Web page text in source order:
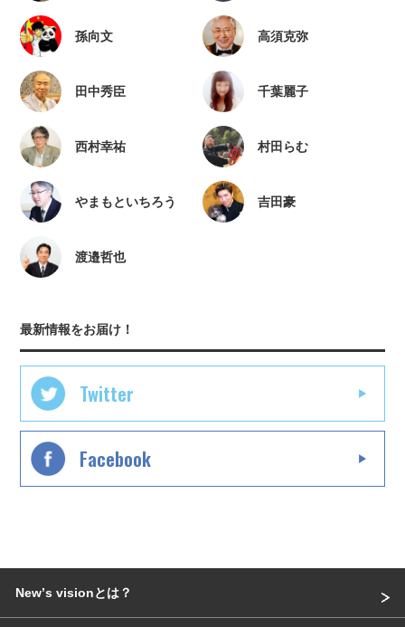
孫向文 高須克弥
田中秀臣 千葉麗子
西村幸祐 村田らむ
やまもといちろう 吉田豪
渡邉哲也
最新情報をお届け！
Twitter
Facebook
Newʼs visionとは？